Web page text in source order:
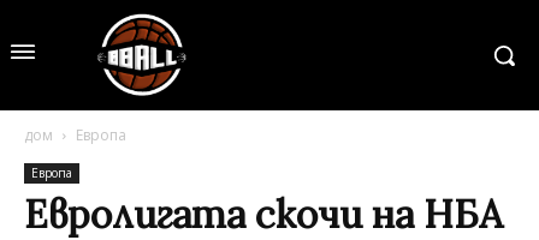
дом Европа
Европа
Евролигата скочи на НБА